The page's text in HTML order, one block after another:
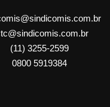
(11) 3255-2599
0800 5919384